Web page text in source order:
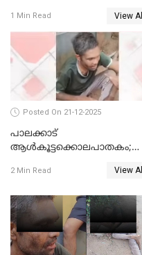
1 Min Read View All
Posted On 21-12-2025
പാലക്കാട്‌
ആൾകൂട്ടക്കൊലപാതകം;
ഊർജ്ജിതമാക്കിമാക്കി
2 Min Read View All